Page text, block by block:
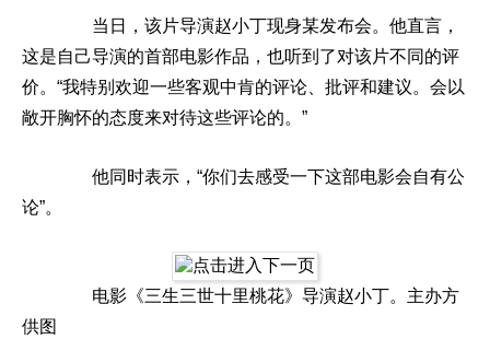
当日，该片导演赵小丁现身某发布会。他直言，
这是自己导演的首部电影作品，也听到了对该片不同的评
价。“我特别欢迎一些客观中肯的评论、批评和建议。会以
敞开胸怀的态度来对待这些评论的。”
他同时表示，“你们去感受一下这部电影会自有公
论”。
电影《三生三世十里桃花》导演赵小丁。主办方
供图